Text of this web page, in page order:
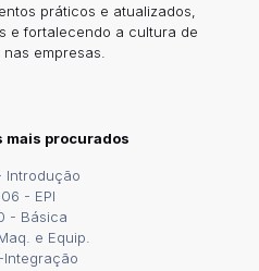
práticos e atualizados,
e fortalecendo a cultura de
empresas.
mais procurados
Introdução
- EPI
- Básica
e Equip.
Integração